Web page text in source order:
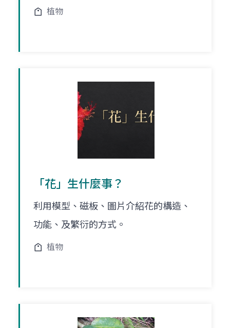
植物
「花」生什麼事？
利用模型、磁板、圖片介紹花的構造、
功能、及繁衍的方式。
植物